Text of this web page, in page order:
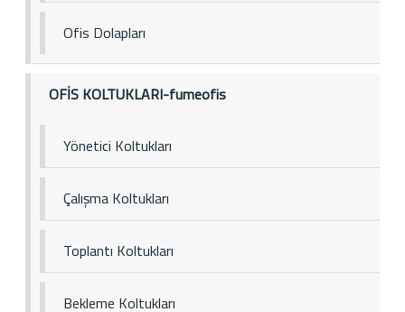
Ofis Dolapları
OFİS KOLTUKLARI-fumeofis
Yönetici Koltukları
Çalışma Koltukları
Toplantı Koltukları
Bekleme Koltukları